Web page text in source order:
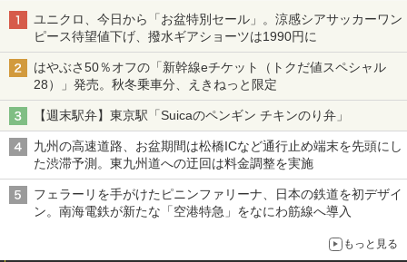
ユニクロ、今日から「お盆特別セール」。涼感シアサッカーワン
ピース待望値下げ、撥水ギアショーツは1990円に
はやぶさ50％オフの「新幹線eチケット（トクだ値スペシャル
28）」発売。秋冬乗車分、えきねっと限定
【週末駅弁】東京駅「Suicaのペンギン チキンのり弁」
九州の高速道路、お盆期間は松橋ICなど通行止め端末を先頭にし
た渋滞予測。東九州道への迂回は料金調整を実施
フェラーリを手がけたピニンファリーナ、日本の鉄道を初デザイ
ン。南海電鉄が新たな「空港特急」をなにわ筋線へ導入
もっと見る